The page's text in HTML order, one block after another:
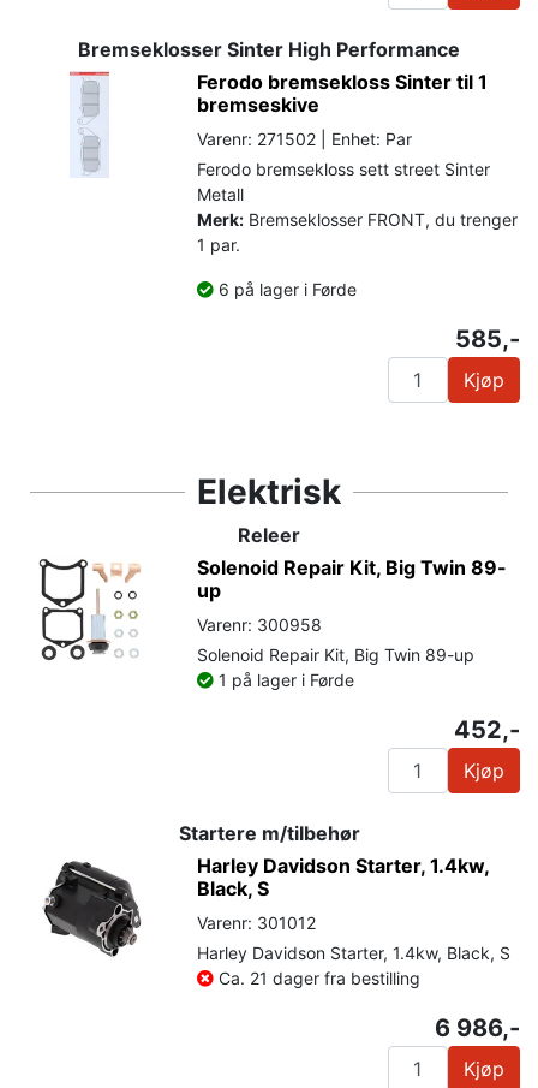
Bremseklosser Sinter High Performance
Ferodo bremsekloss Sinter til 1
bremseskive
Varenr: 271502 | Enhet: Par
Ferodo bremsekloss sett street Sinter
Metall
Merk: Bremseklosser FRONT, du trenger
1 par.
6 på lager i Førde
585,-
Kjøp
Elektrisk
Releer
Solenoid Repair Kit, Big Twin 89-
up
Varenr: 300958
Solenoid Repair Kit, Big Twin 89-up
1 på lager i Førde
452,-
Kjøp
Startere m/tilbehør
Harley Davidson Starter, 1.4kw,
Black, S
Varenr: 301012
Harley Davidson Starter, 1.4kw, Black, S
Ca. 21 dager fra bestilling
6 986,-
Kjøp